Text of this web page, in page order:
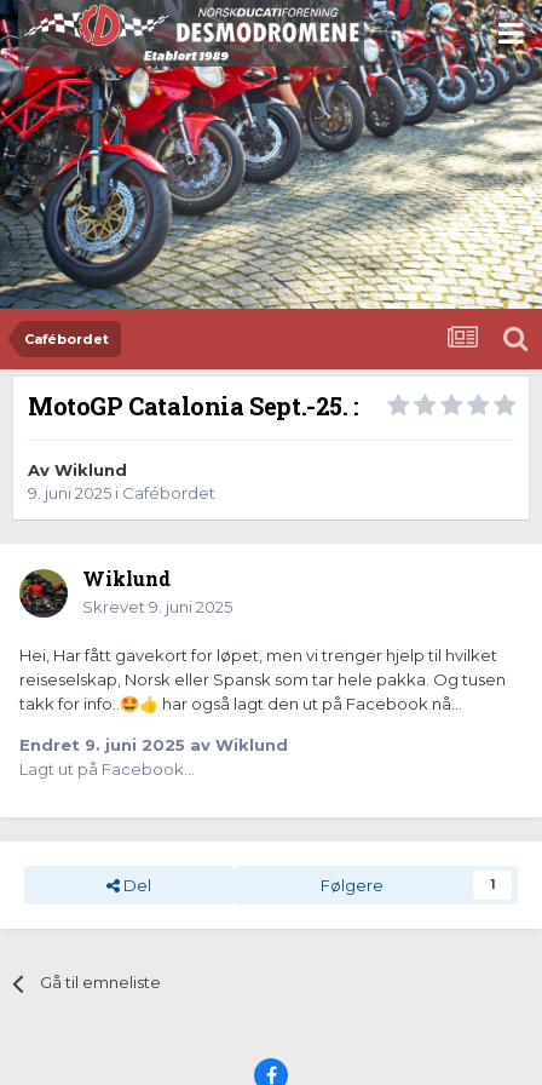
Cafébordet
MotoGP Catalonia Sept.-25. :
Av Wiklund
9. juni 2025 i Cafébordet
Wiklund
Skrevet9. juni 2025
Hei, Har fått gavekort for løpet, men vi trenger hjelp til hvilket
reiseselskap, Norsk eller Spansk som tar hele pakka. Og tusen
takk for info..🤩👍 har også lagt den ut på Facebook nå...
Endret 9. juni 2025 av Wiklund
Lagt ut på Facebook...
Del Følgere 1
Gå til emneliste